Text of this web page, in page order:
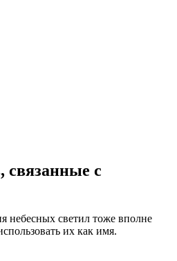
связанные с
небесных светил тоже вполне
их как имя.